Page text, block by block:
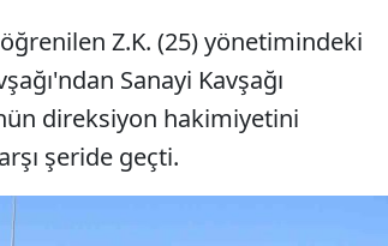
Z.K. (25) yönetimindeki
Sanayi Kavşağı
direksiyon hakimiyetini
şeride geçti.